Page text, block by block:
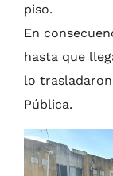
piso.
En
hasta que
lo
Pública.